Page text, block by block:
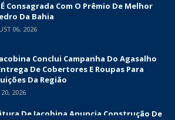
É Consagrada Com O Prêmio De Melhor
Da Bahia
06, 2026
Conclui Campanha Do Agasalho
De Cobertores E Roupas Para
Da Região
20, 2026
De Jacobina Anuncia Construção De